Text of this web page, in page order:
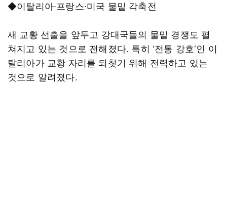
◆이탈리아∙프랑스∙미국 물밑 각축전
새 교황 선출을 앞두고 강대국들의 물밑 경쟁도 펼
쳐지고 있는 것으로 전해졌다. 특히 ‘전통 강호’인 이
탈리아가 교황 자리를 되찾기 위해 전력하고 있는
것으로 알려졌다.